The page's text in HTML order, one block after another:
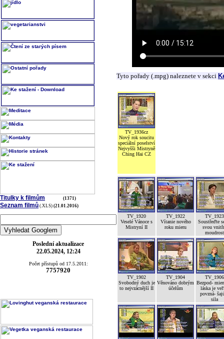
Titulky k filmům (1371)
Seznam filmů (.XLS) (21.01.2016)
Poslední aktualizace
22.05.2024, 12:24
Počet přístupů od 17.5.2011:
7757920
Tyto pořady (.mpg) naleznete v sekci
TV_1936cz
Nový rok soucitu
speciální poselství
Nejvyšši Mistryně
Ching Hai CZ
TV_1920
Veselé Vánoce s
Mistryní II
TV_1922
Vítanie nového
roku mieru
TV_1923
Soustřeďte
svou
moudrost
TV_1902
Svobodný duch je
to nejvzácnější II
TV_1904
Věnováno dobrým
účelům
TV_1906
Bezpod-
láska je
povzná-
sila